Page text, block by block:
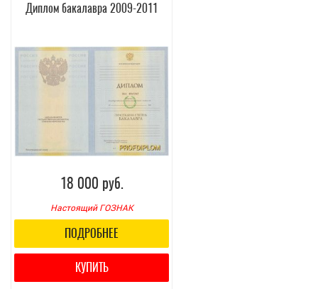
Диплом бакалавра 2009-2011
18 000 руб.
Настоящий ГОЗНАК
ПОДРОБНЕЕ
КУПИТЬ